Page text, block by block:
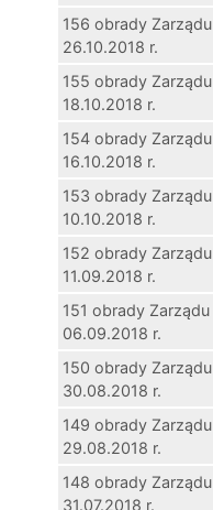
156 obrady Zarządu
26.10.2018 r.
155 obrady Zarządu
18.10.2018 r.
154 obrady Zarządu
16.10.2018 r.
153 obrady Zarządu
10.10.2018 r.
152 obrady Zarządu
11.09.2018 r.
151 obrady Zarządu
06.09.2018 r.
150 obrady Zarządu
30.08.2018 r.
149 obrady Zarządu
29.08.2018 r.
148 obrady Zarządu
31.07.2018 r.